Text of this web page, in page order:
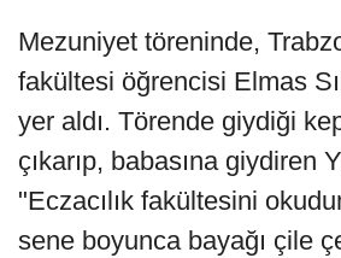
Mezuniyet töreninde,
fakültesi öğrencisi Elmas
yer aldı. Törende giydiği
çıkarıp, babasına giydiren
"Eczacılık fakültesini
sene boyunca bayağı çile